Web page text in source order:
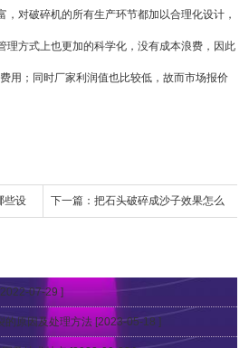
对破碎机的所有生产环节都加以合理化设计，
理方式上也更加的科学化，没有成本浪费，因此
用；同时厂家利润值也比较低，故而市场报价
些设 下一篇：把石头破碎成沙子效果怎么
07-29 ]
的原因及处理方法 [2023-05-18 ]